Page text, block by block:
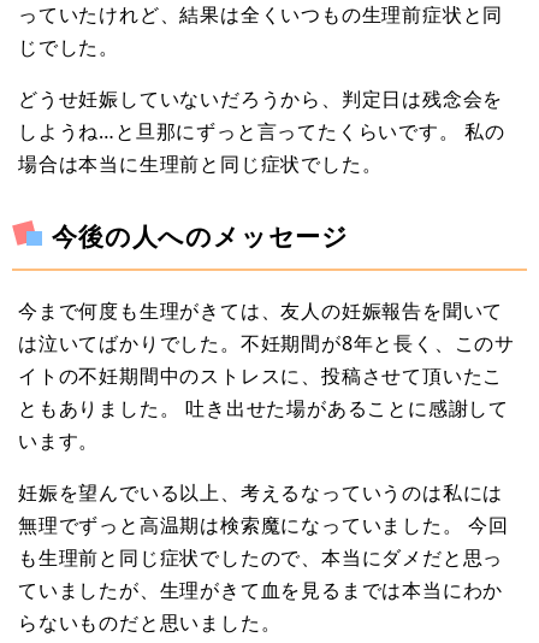
っていたけれど、結果は全くいつもの生理前症状と同
じでした。
どうせ妊娠していないだろうから、判定日は残念会を
しようね…と旦那にずっと言ってたくらいです。 私の
場合は本当に生理前と同じ症状でした。
今後の人へのメッセージ
今まで何度も生理がきては、友人の妊娠報告を聞いて
は泣いてばかりでした。不妊期間が8年と長く、このサ
イトの不妊期間中のストレスに、投稿させて頂いたこ
ともありました。 吐き出せた場があることに感謝して
います。
妊娠を望んでいる以上、考えるなっていうのは私には
無理でずっと高温期は検索魔になっていました。 今回
も生理前と同じ症状でしたので、本当にダメだと思っ
ていましたが、生理がきて血を見るまでは本当にわか
らないものだと思いました。